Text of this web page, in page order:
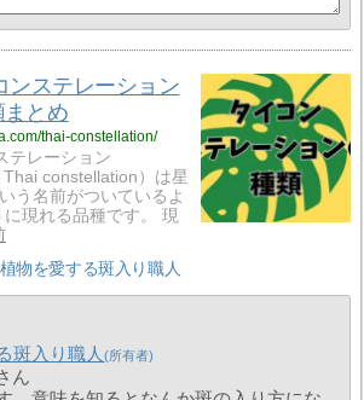
ンステレーション
まとめ
thai-constellation/
テレーション
Thai constellation）は星
う名前がついているよ
現れる品種です。 現
植物を愛する斑入り職人
斑入り職人
ん